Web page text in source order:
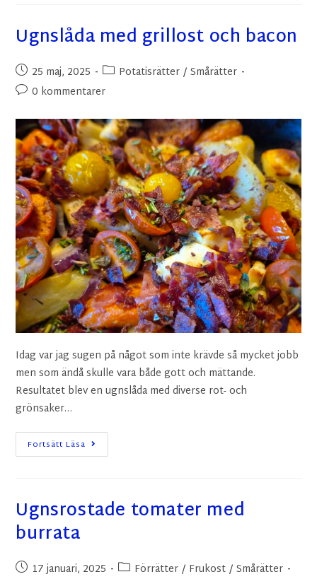
Ugnslåda med grillost och bacon
25 maj, 2025 Potatisrätter / Smårätter
0 kommentarer
Idag var jag sugen på något som inte krävde så mycket jobb
men som ändå skulle vara både gott och mättande.
Resultatet blev en ugnslåda med diverse rot- och
grönsaker…
Fortsätt Läsa
Ugnsrostade tomater med
burrata
17 januari, 2025 Förrätter / Frukost / Smårätter